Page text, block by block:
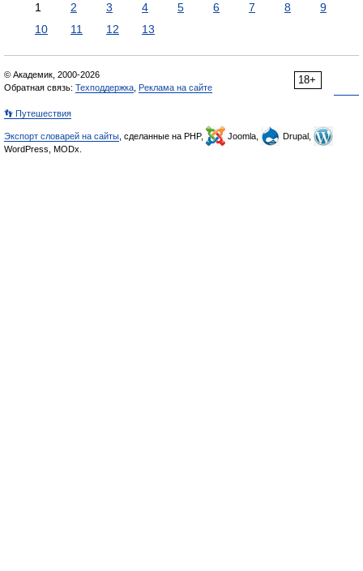
1 2 3 4 5 6 7 8
9
10
11 12 13
18+
© Академик, 2000-2026
Обратная связь: Техподдержка Реклама на сайте
👣 Путешествия
Экспорт словарей на сайты , сделанные на PHP, Joomla,
Drupal,
WordPress, MODx.